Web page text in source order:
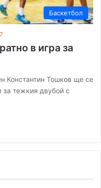
Баскетбол
в игра за
Константин Тошков ще се
за тежкия двубой с